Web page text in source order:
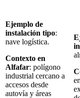
Ejemplo de
instalación tipo:
nave logística.
Contexto en
Alfafar: polígono
industrial cercano a
accesos desde
autovía y áreas